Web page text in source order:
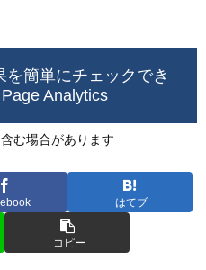
簡単にチェックでき
Analytics
む場合があります
はてブ
コピー